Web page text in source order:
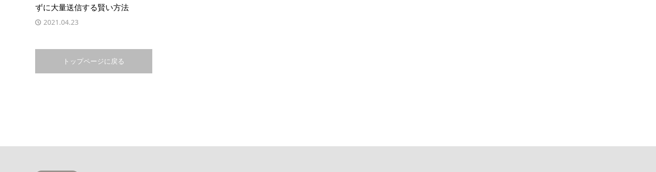
ずに大量送信する賢い方法
2021.04.23
トップページに戻る